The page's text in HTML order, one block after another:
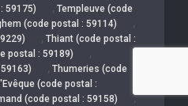
59175) , Templeuve (code
(code postal : 59114) ,
, Thiant (code postal :
postal : 59189) ,
, Thumeries (code
(code postal :
(code postal : 59158) ,